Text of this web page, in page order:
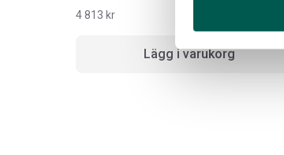
4 813 kr
Lägg i varukorg